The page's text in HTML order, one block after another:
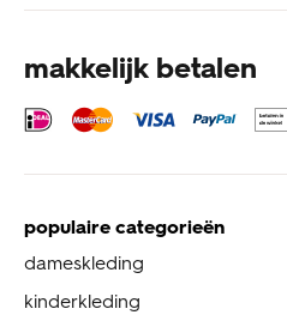
makkelijk betalen
populaire categorieën
dameskleding
kinderkleding